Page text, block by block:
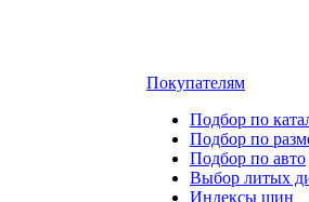
Покупателям
Подбор по
Подбор по
Подбор по авто
Выбор литых
Индексы шин